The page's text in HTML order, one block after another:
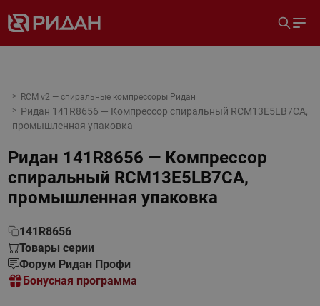
RCM v2 — спиральные компрессоры Ридан
Ридан 141R8656 — Компрессор спиральный RCM13E5LB7CA,
промышленная упаковка
Ридан 141R8656 — Компрессор
спиральный RCM13E5LB7CA,
промышленная упаковка
141R8656
Товары серии
Форум Ридан Профи
Бонусная программа